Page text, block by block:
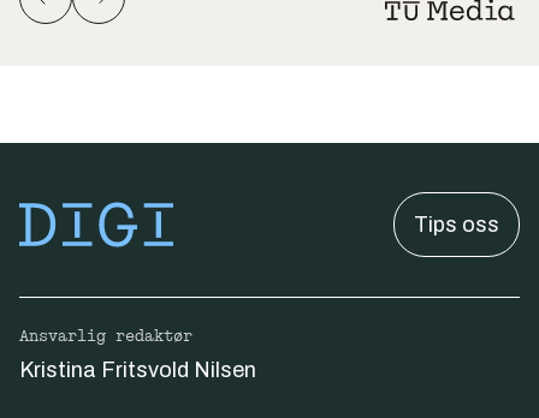
Tips oss
Ansvarlig redaktør
Kristina Fritsvold Nilsen